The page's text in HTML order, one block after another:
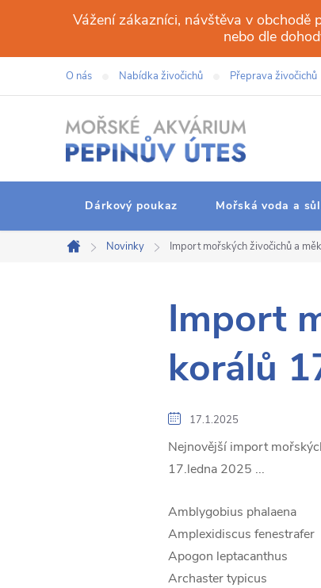
obsah
Vážení zákazníci, návštěva v
nebo dle
O nás Nabídka živočichů Přeprava živočichů
Dárkový poukaz Mořská voda a sůl
Domů
Novinky Import mořských živočichů a
Import
korálů
17.1.2025
Nejnovější import
17.ledna 2025 ...
Amblygobius phalaena
Amplexidiscus fenestrafer
Apogon leptacanthus
Archaster typicus